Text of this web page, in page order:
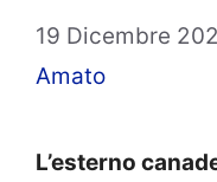
19 Dicembre
Amato
L’esterno